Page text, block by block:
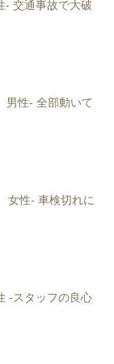
交通事故で大破
性- 全部動いて
性- 車検切れに
スタッフの良心